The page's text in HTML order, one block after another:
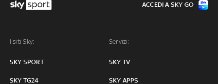
I siti Sky:
SKY SPORT
SKY TG24
Servizi:
SKY TV
SKY APPS
ACCEDI A SKY GO